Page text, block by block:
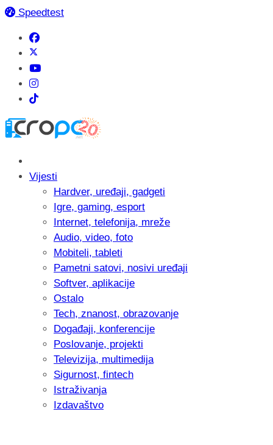
Speedtest
Vijesti
Hardver, uređaji, gadgeti
Igre, gaming, esport
Internet, telefonija, mreže
Audio, video, foto
Mobiteli, tableti
Pametni satovi, nosivi uređaji
Softver, aplikacije
Ostalo
Tech, znanost, obrazovanje
Događaji, konferencije
Poslovanje, projekti
Televizija, multimedija
Sigurnost, fintech
Istraživanja
Izdavaštvo